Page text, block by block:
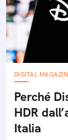
DIGITAL
Perché
HDR
Italia